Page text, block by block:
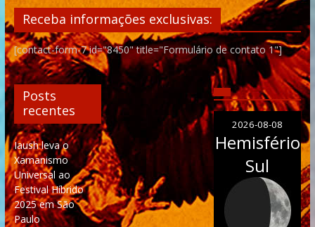
Receba informações exclusivas:
[contact-form-7 id="8450" title="Formulário de contato 1"]
Posts
recentes
Iaush leva o
Xamanismo
Universal ao
Festival Híbrido
2025 em São
Paulo
2026-08-08
Hemisfério
Sul